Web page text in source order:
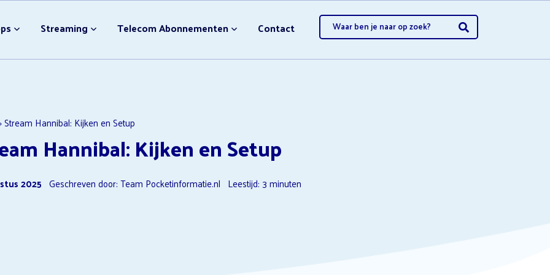
Streaming
NPO Plus Downloader
Ondertiteling Disney Plus
Video streamingdiensten opzeggen
Telecom Abonnementen Contact
Nieuwe Disney Films
Stream Hannibal: Kijken en Setup
Hannibal: Kijken en Setup
2025 Geschreven door: Team Pocketinformatie.nl Leestijd:3minuten